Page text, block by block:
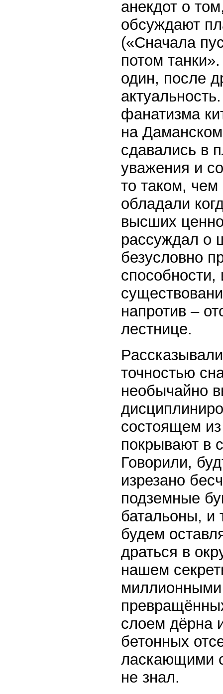
анекдот о
обсуждают
(«Сначала
потом
один, после
фанатизма
на
сдавались в
уважения и
то таком,
обладали
высших
рассуждал о
безусловно
напротив –
лестнице.
точностью
необычайно
состоящем из
покрывают в
Говорили,
изрезано
подземные
батальоны, и
будем
драться в
нашем
слоем дёрна
бетонных
ласкающими
не знал.